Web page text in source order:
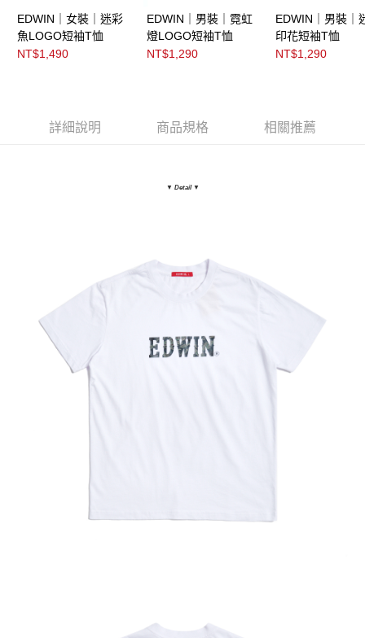
EDWIN｜女裝｜迷彩
魚LOGO短袖T恤
NT$1,490
EDWIN｜男裝｜霓虹
燈LOGO短袖T恤
NT$1,290
EDWIN｜男裝｜
印花短袖T恤
NT$1,290
詳細說明 商品規格 相關推薦
▼ Detail ▼